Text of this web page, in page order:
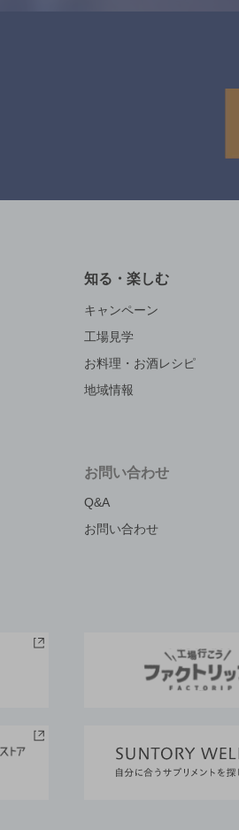
知る・楽しむ
キャンペーン
工場見学
お料理・お酒レシピ
地域情報
お問い合わせ
Q&A
お問い合わせ